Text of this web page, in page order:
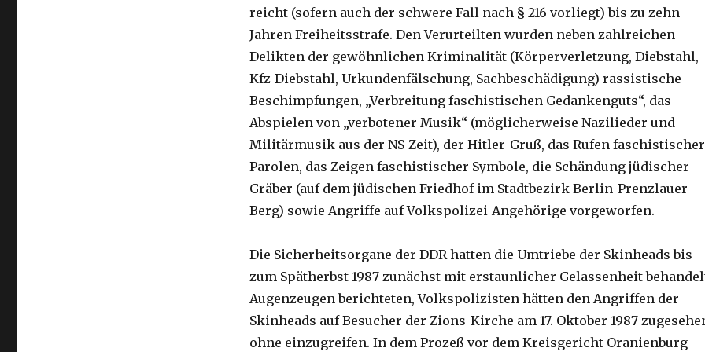
reicht (sofern auch der schwere Fall nach § 216 vorliegt) bis zu zehn
Jahren Freiheitsstrafe. Den Verurteilten wurden neben zahlreichen
Delikten der gewöhnlichen Kriminalität (Körperverletzung, Diebstahl,
Kfz-Diebstahl, Urkundenfälschung, Sachbeschädigung) rassistische
Beschimpfungen, „Verbreitung faschistischen Gedankenguts“, das
Abspielen von „verbotener Musik“ (möglicherweise Nazilieder und
Militärmusik aus der NS-Zeit), der Hitler-Gruß, das Rufen faschistischer
Parolen, das Zeigen faschistischer Symbole, die Schändung jüdischer
Gräber (auf dem jüdischen Friedhof im Stadtbezirk Berlin-Prenzlauer
Berg) sowie Angriffe auf Volkspolizei-Angehörige vorgeworfen.
Die Sicherheitsorgane der DDR hatten die Umtriebe der Skinheads bis
zum Spätherbst 1987 zunächst mit erstaunlicher Gelassenheit
Augenzeugen berichteten, Volkspolizisten hätten den Angriffen der
Skinheads auf Besucher der Zions-Kirche am 17. Oktober 1987
ohne einzugreifen. In dem Prozeß vor dem Kreisgericht Oranienburg